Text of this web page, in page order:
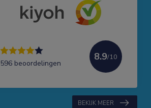
596 beoordelingen
8.9/10
BEKIJK MEER